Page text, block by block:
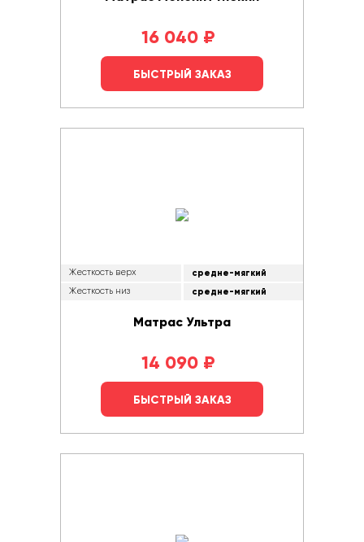
16 040 ₽
БЫСТРЫЙ ЗАКАЗ
Жесткость верх средне-мягкий
Жесткость низ средне-мягкий
Матрас Ультра
14 090 ₽
БЫСТРЫЙ ЗАКАЗ